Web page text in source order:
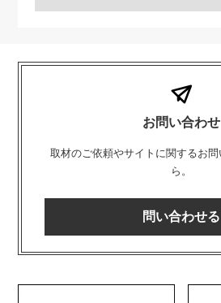
お問い合わせ
取材のご依頼やサイトに関するお
ら。
問い合わせる